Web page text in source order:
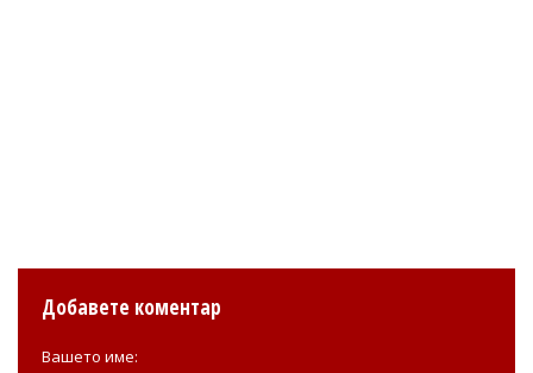
Добавете коментар
Вашето име: